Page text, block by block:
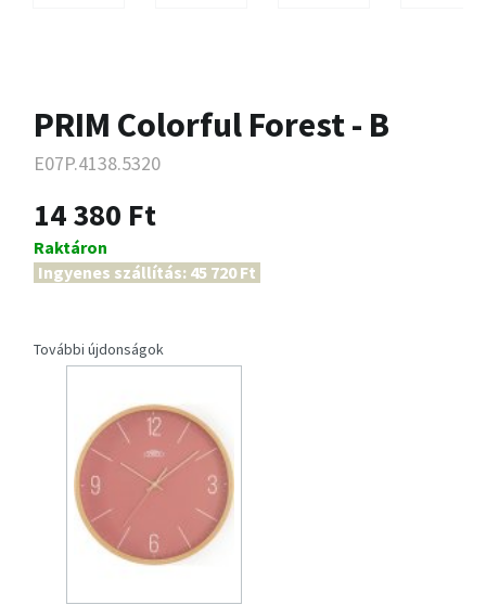
PRIM Colorful Forest - B
E07P.4138.5320
14 380 Ft
Raktáron
Ingyenes szállítás: 45 720 Ft
További újdonságok